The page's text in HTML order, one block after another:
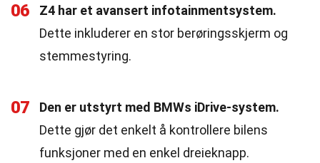
06
Z4 har et avansert infotainmentsystem.
Dette inkluderer en stor berøringsskjerm og
stemmestyring.
07
Den er utstyrt med BMWs iDrive-system.
Dette gjør det enkelt å kontrollere bilens
funksjoner med en enkel dreieknapp.